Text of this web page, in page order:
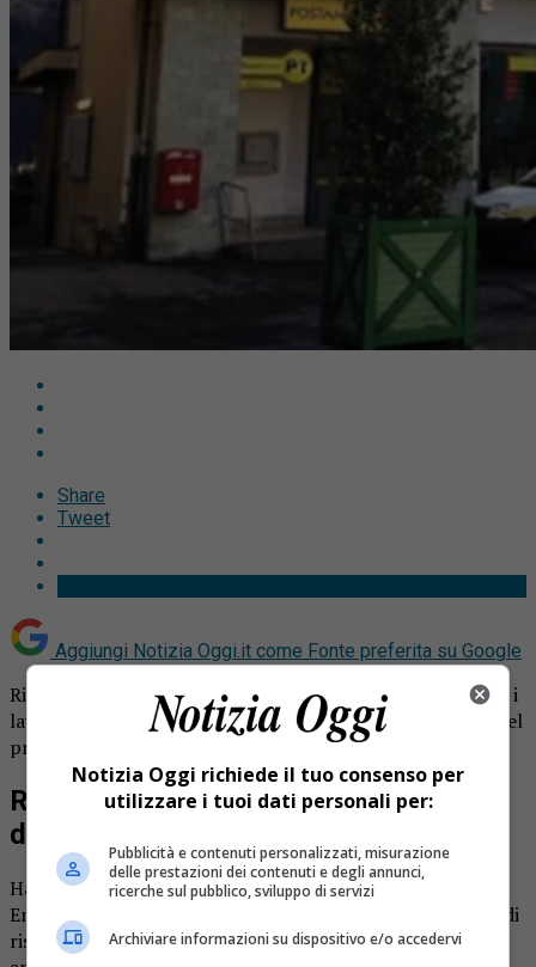
Share
Tweet
Aggiungi Notizia Oggi.it come Fonte preferita su Google
Riaperto dopo i lavori l’ufficio postale di Varallo. Conclusi i
lavori di ristrutturazione, a breve saranno attivi i servizi del
progetto Polis.
Riaperto dopo i lavori l’ufficio postale
di Varallo
Ha riaperto al pubblico l’ufficio postale in piazza Vittorio
Emanuele a Varallo. Il servizio era stato chiuso per lavori di
ristrutturazione: obiettivo è quello di accogliere, non
Notizia Oggi richiede il tuo consenso per
utilizzare i tuoi dati personali per:
Pubblicità e contenuti personalizzati, misurazione
delle prestazioni dei contenuti e degli annunci,
ricerche sul pubblico, sviluppo di servizi
Archiviare informazioni su dispositivo e/o accedervi